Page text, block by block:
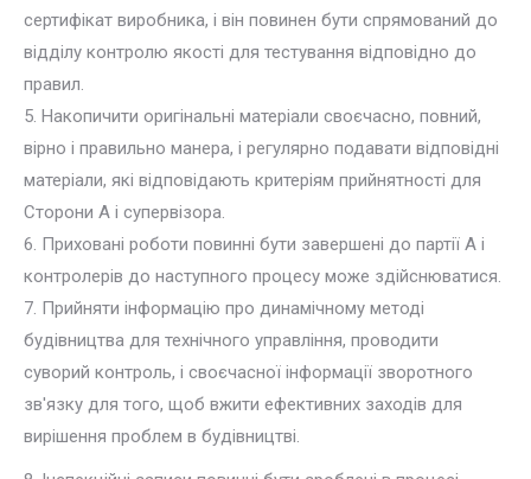
сертифікат виробника, і він повинен бути спрямований до
відділу контролю якості для тестування відповідно до
правил.
5. Накопичити оригінальні матеріали своєчасно, повний,
вірно і правильно манера, і регулярно подавати відповідні
матеріали, які відповідають критеріям прийнятності для
Сторони А і супервізора.
6. Приховані роботи повинні бути завершені до партії А і
контролерів до наступного процесу може здійснюватися.
7. Прийняти інформацію про динамічному методі
будівництва для технічного управління, проводити
суворий контроль, і своєчасної інформації зворотного
зв'язку для того, щоб вжити ефективних заходів для
вирішення проблем в будівництві.